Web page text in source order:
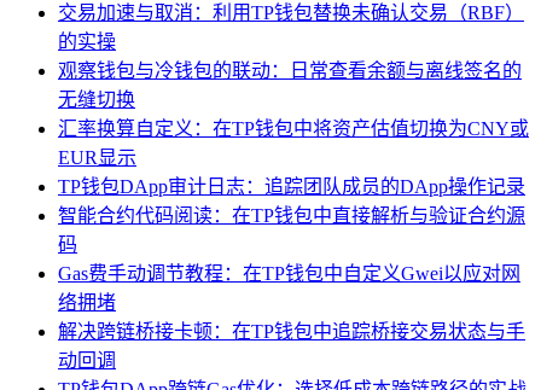
交易加速与取消：利用TP钱包替换未确认交易（RBF）
的实操
观察钱包与冷钱包的联动：日常查看余额与离线签名的
无缝切换
汇率换算自定义：在TP钱包中将资产估值切换为CNY或
EUR显示
TP钱包DApp审计日志：追踪团队成员的DApp操作记录
智能合约代码阅读：在TP钱包中直接解析与验证合约源
码
Gas费手动调节教程：在TP钱包中自定义Gwei以应对网
络拥堵
解决跨链桥接卡顿：在TP钱包中追踪桥接交易状态与手
动回调